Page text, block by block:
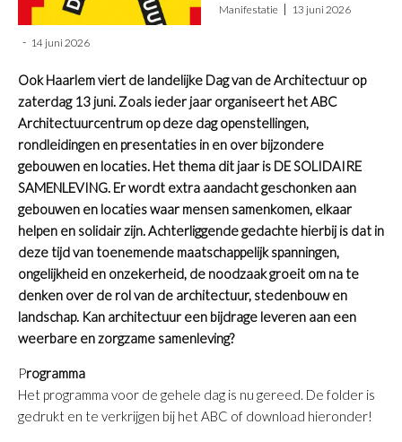
Manifestatie 13 juni 2026
14 juni 2026
Ook Haarlem viert de landelijke Dag van de Architectuur op
zaterdag 13 juni. Zoals ieder jaar organiseert het ABC
Architectuurcentrum op deze dag openstellingen,
rondleidingen en presentaties in en over bijzondere
gebouwen en locaties. Het thema dit jaar is DE SOLIDAIRE
SAMENLEVING. Er wordt extra aandacht geschonken aan
gebouwen en locaties waar mensen samenkomen, elkaar
helpen en solidair zijn. Achterliggende gedachte hierbij is dat in
deze tijd van toenemende maatschappelijk spanningen,
ongelijkheid en onzekerheid, de noodzaak groeit om na te
denken over de rol van de architectuur, stedenbouw en
landschap. Kan architectuur een bijdrage leveren aan een
weerbare en zorgzame samenleving?
Programma
Het programma voor de gehele dag is nu gereed. De folder is
gedrukt en te verkrijgen bij het ABC of download hieronder!